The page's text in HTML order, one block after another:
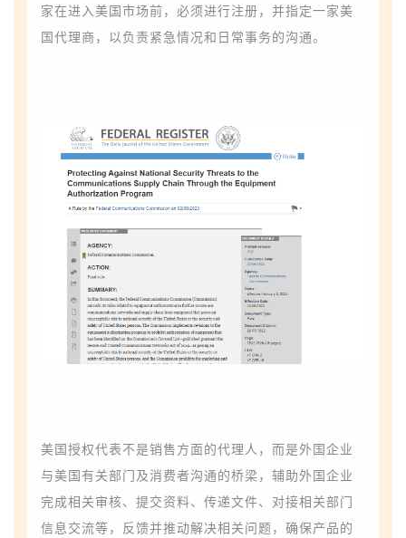
家在进入美国市场前，必须进行注册，并指定一家美
国代理商，以负责紧急情况和日常事务的沟通。
美国授权代表不是销售方面的代理人，而是外国企业
与美国有关部门及消费者沟通的桥梁，辅助外国企业
完成相关审核、提交资料、传递文件、对接相关部门
信息交流等，反馈并推动解决相关问题，确保产品的